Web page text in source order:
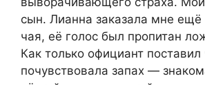
сын. Лианна заказала мне
чая, её голос был пропитан
Как только официант поставил
почувствовала запах —